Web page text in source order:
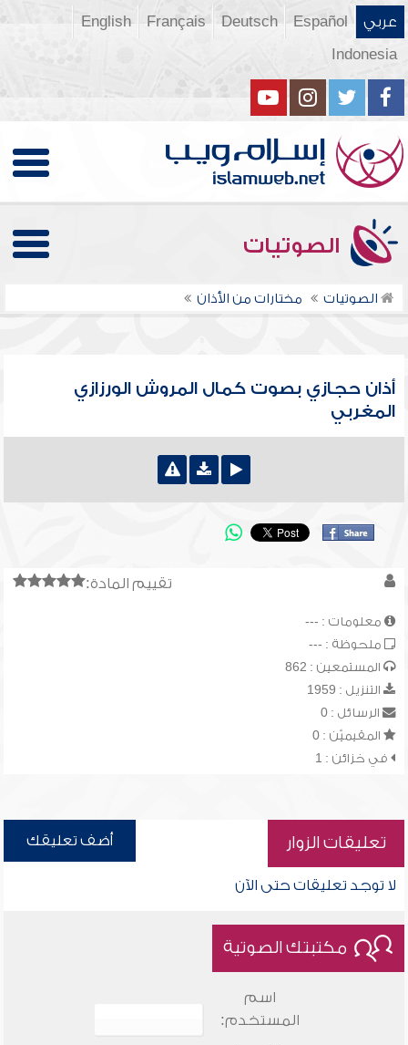
عربي Español
Deutsch
Français
English
Indonesia
الصوتيات
الصوتيات مختارات من الأذان
أذان حجازي بصوت كمال المروش الورزازي
المغربي
تقييم المادة:
معلومات : ---
ملحوظة : ---
المستمعين : 862
التنزيل : 1959
الرسائل : 0
المقيميّن : 0
في خزائن : 1
تعليقات الزوار أضف تعليقك
لا توجد تعليقات حتى الآن
مكتبتك الصوتية
اسم
المستخدم: